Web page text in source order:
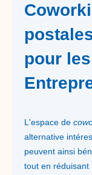
pour
L'espace de
alternative
peuvent ainsi
tout en réduisant